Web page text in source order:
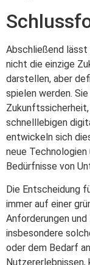
Abschließend lässt
nicht die einzige
darstellen, aber
spielen werden.
schnelllebigen
entwickeln sich
neue Technologien
Bedürfnisse von
Die Entscheidung
immer auf einer
Anforderungen und
insbesondere
oder dem Bedarf
Nutzererlebnissen,